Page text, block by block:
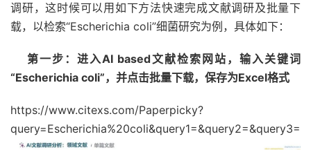
调研，这时候可以用如下方法快速完成文献调研及批量下
载，以检索“Escherichia coli”细菌研究为例，具体如下：
第一步：进入AI based文献检索网站，输入关键词
“Escherichia coli”，并点击批量下载，保存为Excel格式
https://www.citexs.com/Paperpicky?
query=Escherichia%20coli&query1=&query2=&query3=